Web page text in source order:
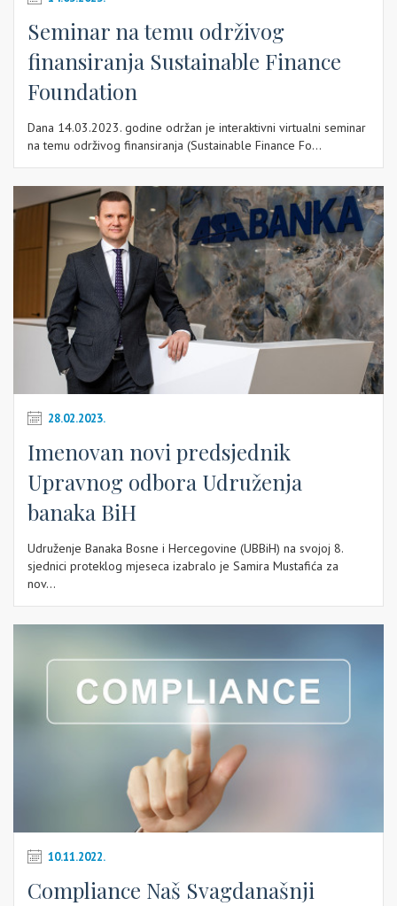
Seminar na temu održivog
finansiranja Sustainable Finance
Foundation
Dana 14.03.2023. godine održan je interaktivni virtualni seminar
na temu održivog finansiranja (Sustainable Finance Fo...
28.02.2023.
Imenovan novi predsjednik
Upravnog odbora Udruženja
banaka BiH
Udruženje Banaka Bosne i Hercegovine (UBBiH) na svojoj 8.
sjednici proteklog mjeseca izabralo je Samira Mustafića za
nov...
10.11.2022.
Compliance Naš Svagdanašnji